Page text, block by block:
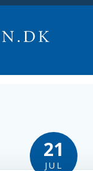
21
JUL